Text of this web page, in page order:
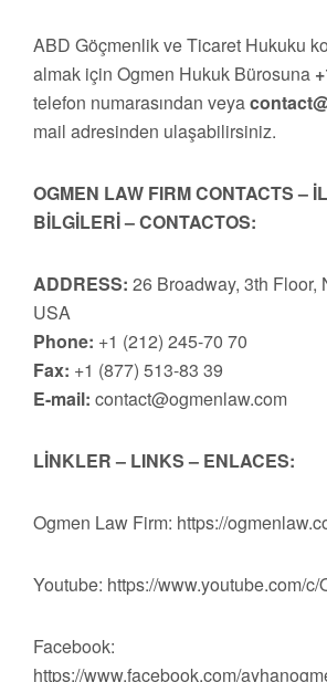
ABD Göçmenlik ve Ticaret Hukuku
almak için Ogmen Hukuk Bürosuna
telefon numarasından veya
mail adresinden ulaşabilirsiniz.
OGMEN LAW FIRM CONTACTS –
BİLGİLERİ – CONTACTOS:
ADDRESS: 26 Broadway, 3th Floor,
USA
Phone: +1 (212) 245-70 70
Fax: +1 (877) 513-83 39
E-mail: contact@ogmenlaw.com
LİNKLER – LINKS – ENLACES:
Ogmen Law Firm: https://
Youtube: https://www.youtube.com/
Facebook:
https://www.facebook.com/